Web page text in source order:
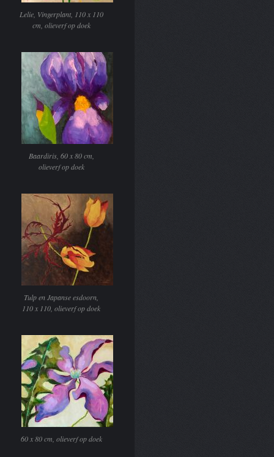
Lelie, Vingerplant, 110 x 110
cm, olieverf op doek
Baardiris, 60 x 80 cm,
olieverf op doek
Tulp en Japanse esdoorn,
110 x 110, olieverf op doek
60 x 80 cm, olieverf op doek